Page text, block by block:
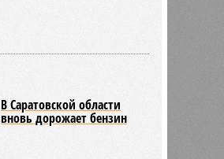
В Саратовской области
вновь дорожает бензин